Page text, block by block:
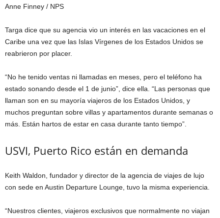
Anne Finney / NPS
Targa dice que su agencia vio un interés en las vacaciones en el
Caribe una vez que las Islas Vírgenes de los Estados Unidos se
reabrieron por placer.
“No he tenido ventas ni llamadas en meses, pero el teléfono ha
estado sonando desde el 1 de junio”, dice ella. “Las personas que
llaman son en su mayoría viajeros de los Estados Unidos, y
muchos preguntan sobre villas y apartamentos durante semanas o
más. Están hartos de estar en casa durante tanto tiempo”.
USVI, Puerto Rico están en demanda
Keith Waldon, fundador y director de la agencia de viajes de lujo
con sede en Austin Departure Lounge, tuvo la misma experiencia.
“Nuestros clientes, viajeros exclusivos que normalmente no viajan